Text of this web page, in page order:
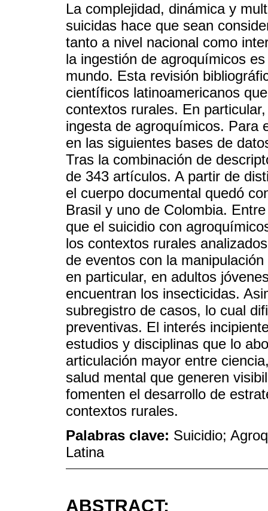
La complejidad, dinámica y
suicidas hace que sean
tanto a nivel nacional como
la ingestión de agroquímicos
mundo. Esta revisión
científicos latinoamericanos
contextos rurales. En
ingesta de agroquímicos. Para
en las siguientes bases de
Tras la combinación de
de 343 artículos. A partir de
el cuerpo documental quedó
Brasil y uno de Colombia.
que el suicidio con
los contextos rurales
de eventos con la
en particular, en adultos
encuentran los insecticidas.
subregistro de casos, lo cual
preventivas. El interés
estudios y disciplinas que lo
articulación mayor entre
salud mental que generen
fomenten el desarrollo de
contextos rurales.
Palabras clave: Suicidio;
Latina
ABSTRACT: